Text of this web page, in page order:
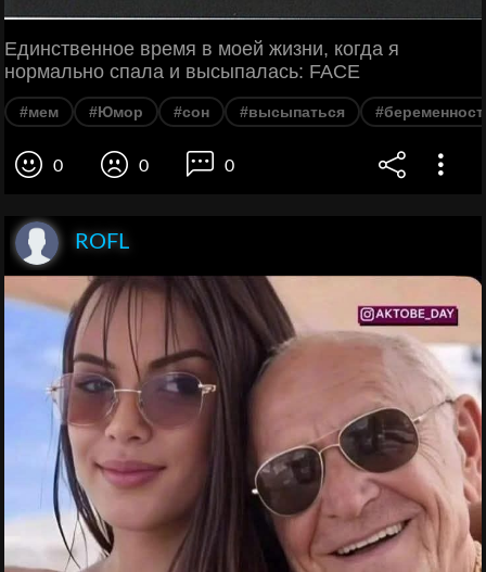
Единственное время в моей жизни, когда я
нормально спала и высыпалась: FACE
#мем #Юмор #сон #высыпаться
0 0 0
ROFL